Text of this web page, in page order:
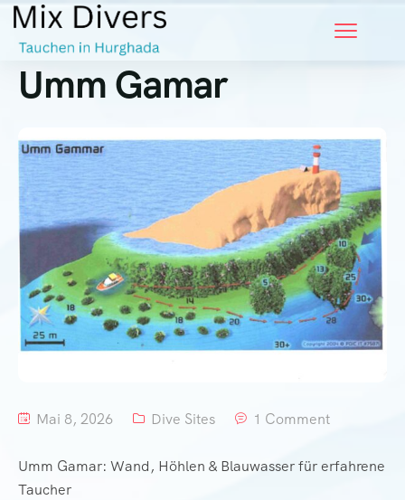
Umm Gamar
Mai 8, 2026 Dive Sites 1 Comment
Umm Gamar: Wand, Höhlen & Blauwasser für erfahrene
Taucher